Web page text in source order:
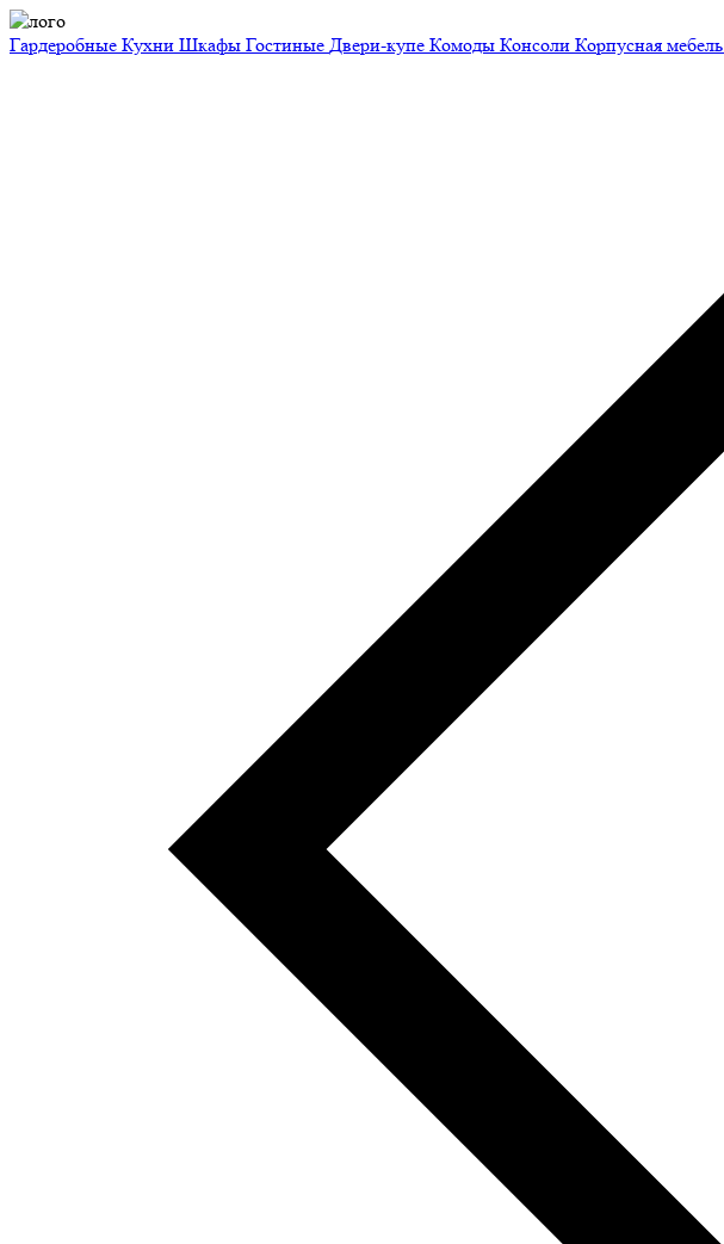
Гардеробные Кухни Шкафы Гостиные Двери-купе Комоды Консоли Корпусная мебель